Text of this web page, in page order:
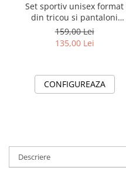
Set sportiv unisex format
din tricou si pantaloni
Fotbal cu nume si numar
la alegere pentru
159,00 Lei
135,00 Lei
CONFIGUREAZA
Descriere